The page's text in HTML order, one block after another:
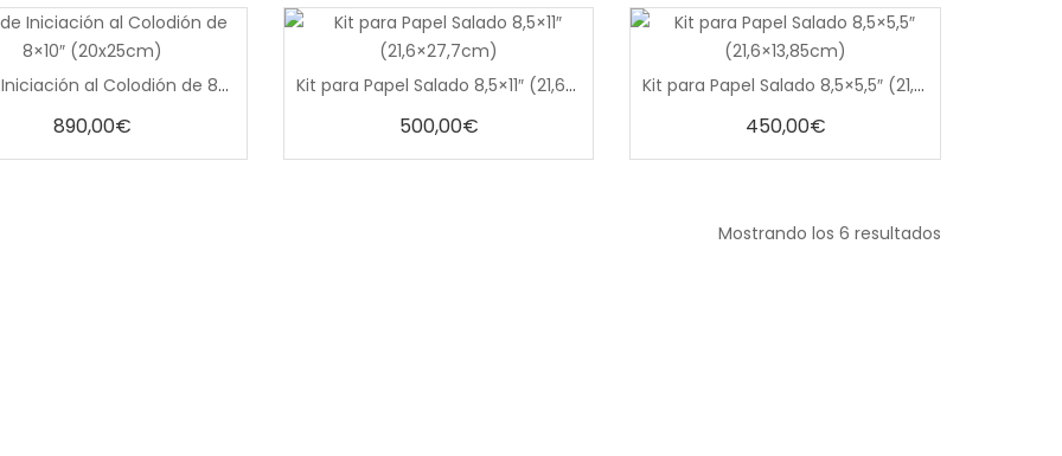
Kit de Iniciación al Colodión de 8×10″ (20x25cm)
out
5
890,00€
Kit para Papel Salado 8,5×11″ (21,6×27,7cm)
out
5
500,00€
Kit para Papel Salado 8,5×5,5″ (21,6×13,85cm)
out
5
450,00€
Mostrando los 6 resultados